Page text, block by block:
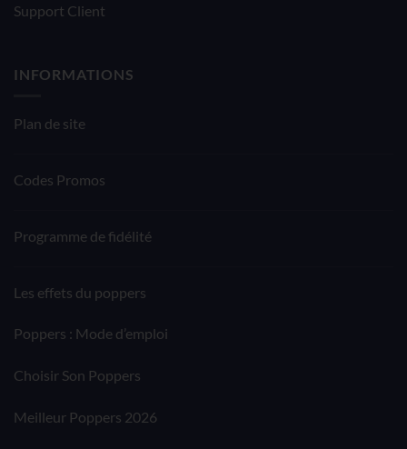
Support Client
INFORMATIONS
Plan de site
Codes Promos
Programme de fidélité
Les effets du poppers
Poppers : Mode d’emploi
Choisir Son Poppers
Meilleur Poppers 2026